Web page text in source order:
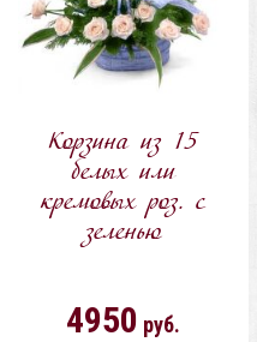
Корзина из 15
белых или
кремовых роз. с
зеленью
4950 руб.